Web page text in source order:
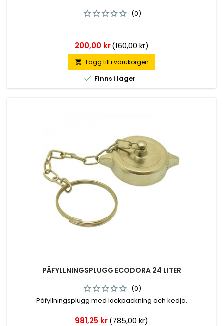
(0)
Pris
200,00 kr (160,00 kr)
 Lägg till i varukorgen
 Finns i lager
PÅFYLLNINGSPLUGG ECODORA 24 LITER
(0)
Påfyllningsplugg med lockpackning och kedja.
Pris
981,25 kr(785,00 kr)